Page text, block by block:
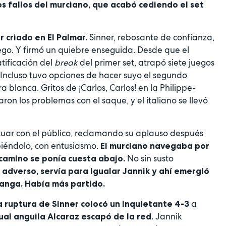
fallos del murciano, que acabó cediendo el set
criado en El Palmar. Sinner, rebosante de confianza,
Y firmó un quiebre enseguida. Desde que el
del breakdel primer set, atrapó siete juegos
tuvo opciones de hacer suyo el segundo
Gritos de ¡Carlos, Carlos! en la Philippe-
los problemas con el saque, y el italiano se llevó
con el público, reclamando su aplauso después
con entusiasmo. El murciano navegaba por
se ponía cuesta abajo. No sin susto
servía para igualar Jannik y ahí emergió
Había más partido.
ruptura de Sinner colocó un inquietante 4-3 a
anguila Alcaraz escapó de la red. Jannik